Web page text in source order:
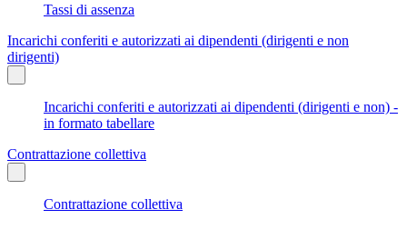
Tassi di assenza
Incarichi conferiti e autorizzati ai dipendenti (dirigenti e non
dirigenti)
Incarichi conferiti e autorizzati ai dipendenti (dirigenti e non) -
in formato tabellare
Contrattazione collettiva
Contrattazione collettiva